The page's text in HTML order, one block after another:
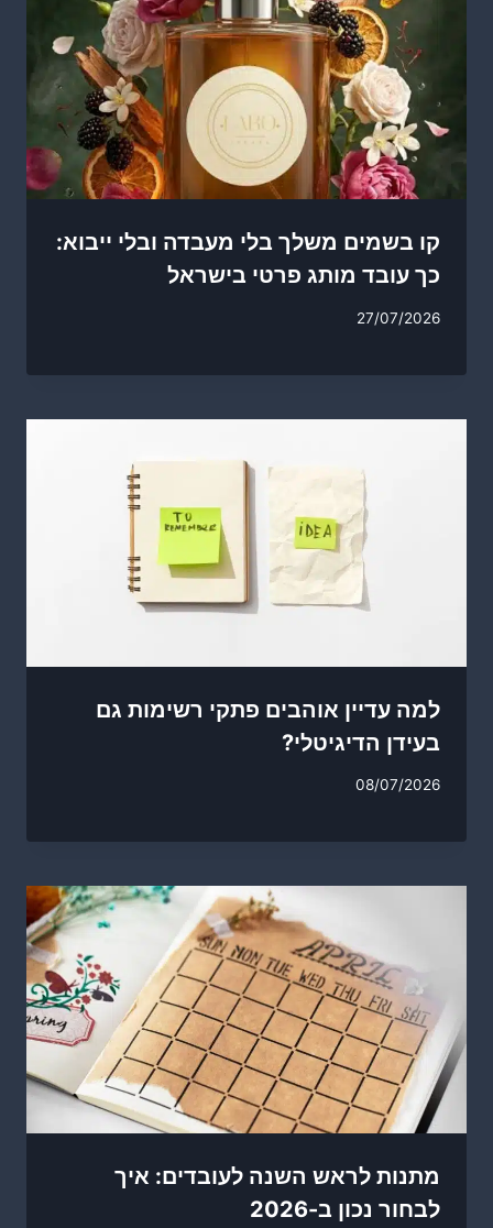
קו בשמים משלך בלי מעבדה ובלי ייבוא:
כך עובד מותג פרטי בישראל
27/07/2026
למה עדיין אוהבים פתקי רשימות גם
בעידן הדיגיטלי?
08/07/2026
מתנות לראש השנה לעובדים: איך
לבחור נכון ב-2026